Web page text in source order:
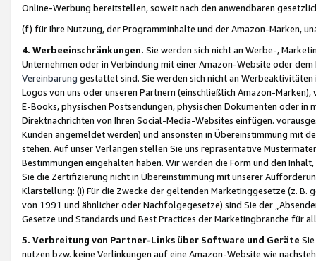
Online-Werbung bereitstellen, soweit nach den anwendbaren
(f) für Ihre Nutzung, der Programminhalte und der Amazon-Marken,
4. Werbeeinschränkungen. Sie werden sich nicht an Werbe-,
Unternehmen oder in Verbindung mit einer Amazon-Website oder
Vereinbarung gestattet sind. Sie werden sich nicht an
Logos von uns oder unseren Partnern (einschließlich Amazon-
E-Books, physischen Postsendungen, physischen Dokumenten oder in
Direktnachrichten von Ihren Social-Media-Websites einfügen.
Kunden angemeldet werden) und ansonsten in Übereinstimmung mit
stehen. Auf unser Verlangen stellen Sie uns repräsentative
Bestimmungen eingehalten haben. Wir werden die Form und den
Sie die Zertifizierung nicht in Übereinstimmung mit unserer
Klarstellung: (i) Für die Zwecke der geltenden Marketinggesetze (z. B.
von 1991 und ähnlicher oder Nachfolgegesetze) sind Sie der
Gesetze und Standards und Best Practices der Marketingbranche für
5. Verbreitung von Partner-Links über Software und Geräte
nutzen bzw. keine Verlinkungen auf eine Amazon-Website wie